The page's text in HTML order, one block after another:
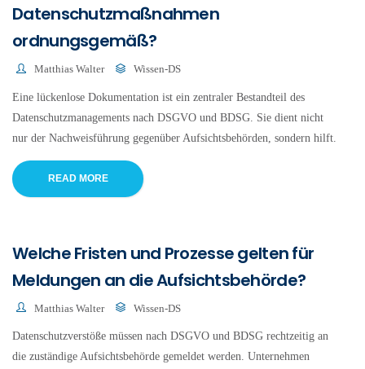
Datenschutzmaßnahmen
ordnungsgemäß?
Matthias Walter Wissen-DS
Eine lückenlose Dokumentation ist ein zentraler Bestandteil des
Datenschutzmanagements nach DSGVO und BDSG. Sie dient nicht
nur der Nachweisführung gegenüber Aufsichtsbehörden, sondern hilft.
READ MORE
Welche Fristen und Prozesse gelten für
Meldungen an die Aufsichtsbehörde?
Matthias Walter Wissen-DS
Datenschutzverstöße müssen nach DSGVO und BDSG rechtzeitig an
die zuständige Aufsichtsbehörde gemeldet werden. Unternehmen